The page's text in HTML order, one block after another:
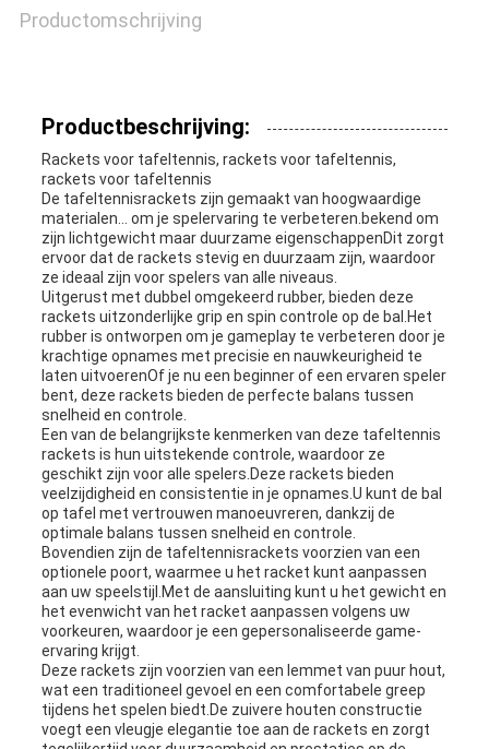
Productomschrijving
Productbeschrijving:
Rackets voor tafeltennis, rackets voor tafeltennis,
rackets voor tafeltennis
De tafeltennisrackets zijn gemaakt van hoogwaardige
materialen... om je spelervaring te verbeteren.bekend om
zijn lichtgewicht maar duurzame eigenschappenDit zorgt
ervoor dat de rackets stevig en duurzaam zijn, waardoor
ze ideaal zijn voor spelers van alle niveaus.
Uitgerust met dubbel omgekeerd rubber, bieden deze
rackets uitzonderlijke grip en spin controle op de bal.Het
rubber is ontworpen om je gameplay te verbeteren door je
krachtige opnames met precisie en nauwkeurigheid te
laten uitvoerenOf je nu een beginner of een ervaren speler
bent, deze rackets bieden de perfecte balans tussen
snelheid en controle.
Een van de belangrijkste kenmerken van deze tafeltennis
rackets is hun uitstekende controle, waardoor ze
geschikt zijn voor alle spelers.Deze rackets bieden
veelzijdigheid en consistentie in je opnames.U kunt de bal
op tafel met vertrouwen manoeuvreren, dankzij de
optimale balans tussen snelheid en controle.
Bovendien zijn de tafeltennisrackets voorzien van een
optionele poort, waarmee u het racket kunt aanpassen
aan uw speelstijl.Met de aansluiting kunt u het gewicht en
het evenwicht van het racket aanpassen volgens uw
voorkeuren, waardoor je een gepersonaliseerde game-
ervaring krijgt.
Deze rackets zijn voorzien van een lemmet van puur hout,
wat een traditioneel gevoel en een comfortabele greep
tijdens het spelen biedt.De zuivere houten constructie
voegt een vleugje elegantie toe aan de rackets en zorgt